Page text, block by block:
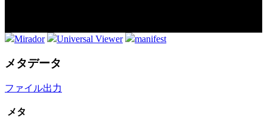
Mirador Universal Viewer manifest
メタデータ
ファイル出力
メタ